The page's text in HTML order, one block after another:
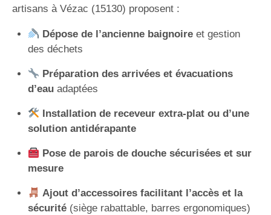
artisans à Vézac (15130) proposent :
Dépose de l’ancienne baignoireet gestion
des déchets
Préparation des arrivées et évacuations
d’eauadaptées
Installation de receveur extra-plat ou d’une
solution antidérapante
Pose de parois de douche sécurisées et sur
mesure
Ajout d’accessoires facilitant l’accès et la
sécurité(siège rabattable, barres ergonomiques)